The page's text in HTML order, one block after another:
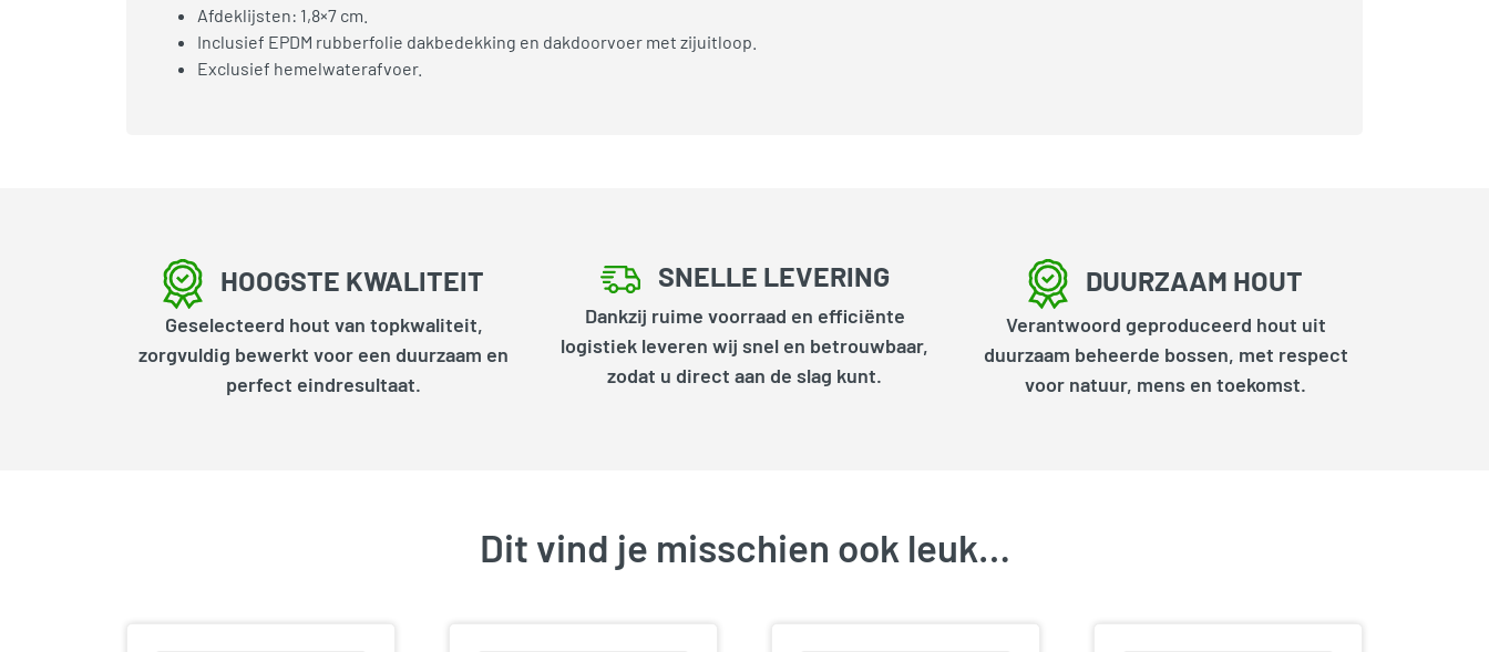
Afdeklijsten: 1,8×7 cm.
Inclusief EPDM rubberfolie dakbedekking en dakdoorvoer met zijuitloop.
Exclusief hemelwaterafvoer.
HOOGSTE KWALITEIT
Geselecteerd hout van topkwaliteit,
zorgvuldig bewerkt voor een duurzaam en
perfect eindresultaat.
SNELLE LEVERING
Dankzij ruime voorraad en efficiënte
logistiek leveren wij snel en betrouwbaar,
zodat u direct aan de slag kunt.
DUURZAAM HOUT
Verantwoord geproduceerd hout uit
duurzaam beheerde bossen, met respect
voor natuur, mens en toekomst.
Dit vind je misschien ook leuk…